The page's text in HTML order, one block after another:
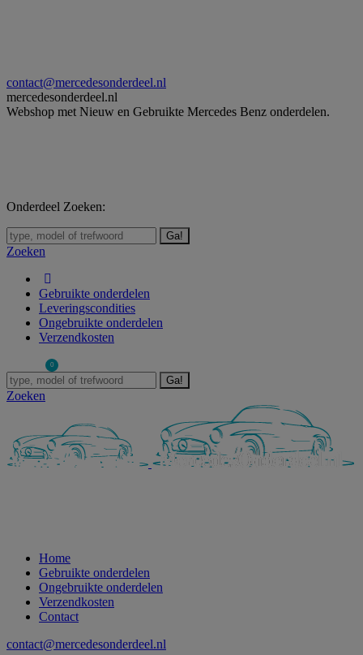
contact@mercedesonderdeel.nl
mercedesonderdeel.nl
Webshop met Nieuw en Gebruikte Mercedes Benz onderdelen.
Onderdeel Zoeken:
Zoeken:
Zoeken
Gebruikte onderdelen
Leveringscondities
Ongebruikte onderdelen
Verzendkosten
0
Zoeken:
Zoeken
Home
Gebruikte onderdelen
Ongebruikte onderdelen
Verzendkosten
Contact
contact@mercedesonderdeel.nl